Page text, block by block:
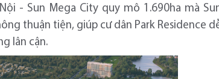
- Sun Mega City quy mô 1.690ha mà
thuận tiện, giúp cư dân Park Residence
lân cận.